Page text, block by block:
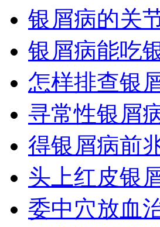
银屑病的关
银屑病能吃
怎样排查银
寻常性银屑
得银屑病前
头上红皮银
委中穴放血